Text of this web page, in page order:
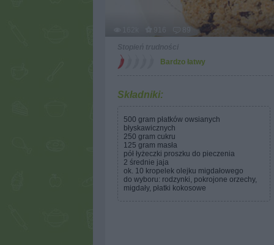
916
89
Bardzo łatwy
Składniki:
500 gram płatków owsianych
błyskawicznych
250 gram cukru
125 gram masła
pół łyżeczki proszku do pieczenia
2 średnie jaja
ok. 10 kropelek olejku migdałowego
do wyboru: rodzynki, pokrojone orzechy,
migdały, płatki kokosowe